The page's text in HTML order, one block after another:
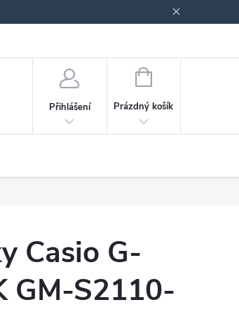
Přihlášení
NÁKUPNÍ
Prázdný košík
Casio G-
GM-S2110-